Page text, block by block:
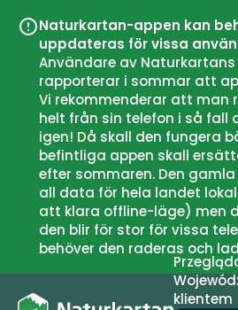
Naturkartan-appen kan
uppdateras för vissa
Användare av
rapporterar i sommar att
Vi rekommenderar att man
helt från sin telefon i så fall
igen! Då skall den fungera
befintliga appen skall
efter sommaren. Den
all data för hela landet
att klara offline-läge) men
den blir för stor för vissa
behöver den raderas och
klientem